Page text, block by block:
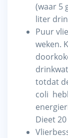
(waar 5
liter
Puur
weken.
totdat
coli
Dieet